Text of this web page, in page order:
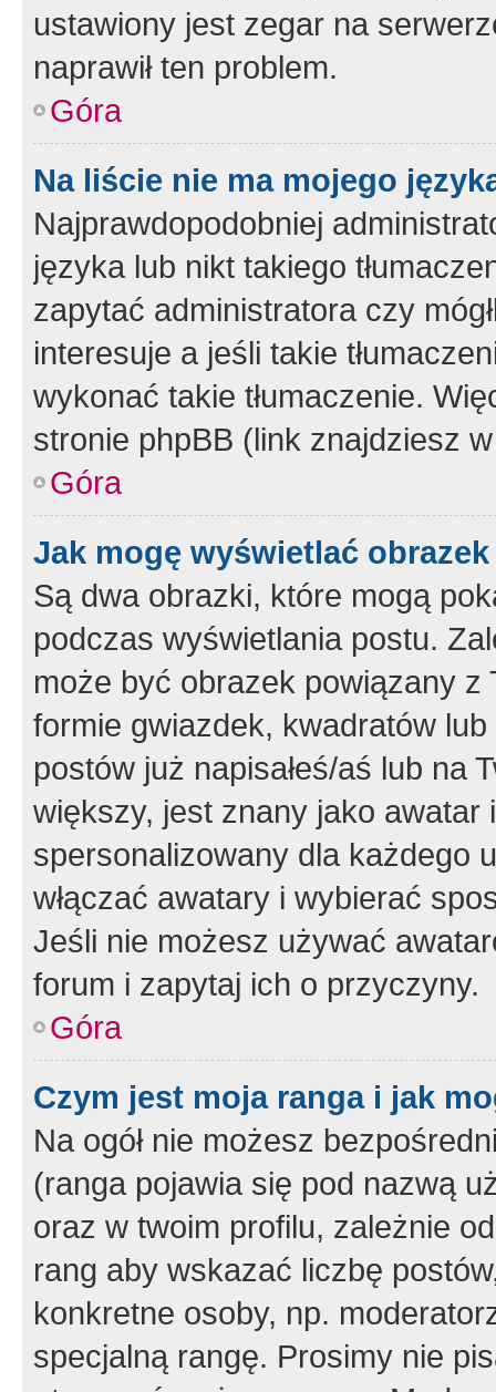
ustawiony jest zegar na
naprawił ten problem.
Góra
Na liście nie ma mojego
Najprawdopodobniej
języka lub nikt takiego
zapytać administratora czy
interesuje a jeśli takie
wykonać takie tłumaczenie.
stronie phpBB (link znajdziesz
Góra
Jak mogę wyświetlać
Są dwa obrazki, które mogą
podczas wyświetlania postu.
może być obrazek powiązany z
formie gwiazdek, kwadratów
postów już napisałeś/aś lub na
większy, jest znany jako
spersonalizowany dla każdego
włączać awatary i wybierać
Jeśli nie możesz używać
forum i zapytaj ich o przyczyny.
Góra
Czym jest moja ranga i jak
Na ogół nie możesz
(ranga pojawia się pod nazwą
oraz w twoim profilu, zależnie
rang aby wskazać liczbę
konkretne osoby, np.
specjalną rangę. Prosimy nie